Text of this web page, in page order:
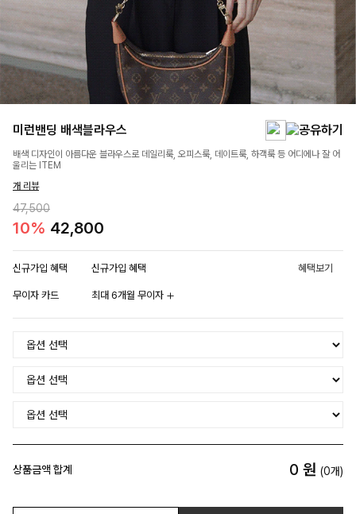
미런밴딩 배색블라우스
배색 디자인이 아름다운 블라우스로 데일리룩, 오피스룩, 데이트룩, 하객룩 등 어디에나 잘 어
울리는 ITEM
개 리뷰
47,500
10% 42,800
신규가입 혜택 신규가입 혜택 혜택보기
무이자 카드 최대 6개월 무이자
상품금액 합계 0 원 (0개)